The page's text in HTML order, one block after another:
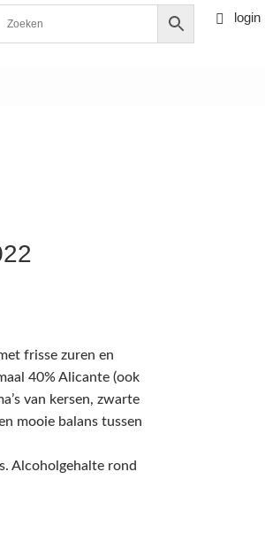
0 items
 login
frisse zuren en
40% Alicante (ook
van kersen, zwarte
mooie balans tussen
Alcoholgehalte rond